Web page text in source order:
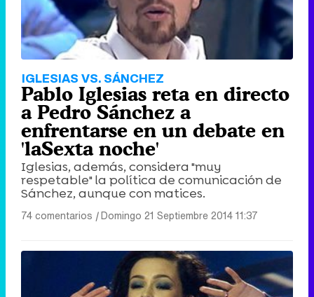
IGLESIAS VS. SÁNCHEZ
Pablo Iglesias reta en directo
a Pedro Sánchez a
enfrentarse en un debate en
'laSexta noche'
Iglesias, además, considera "muy
respetable" la política de comunicación de
Sánchez, aunque con matices.
74 comentarios |Domingo 21 Septiembre 2014 11:37